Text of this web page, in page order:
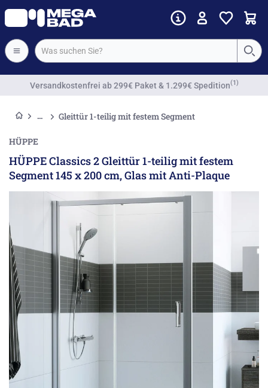
Vorkassenrabatt
Gleittür 1-teilig mit festem Segment
HÜPPE
HÜPPE Classics 2 Gleittür 1-teilig mit festem
Segment 145 x 200 cm, Glas mit Anti-Plaque